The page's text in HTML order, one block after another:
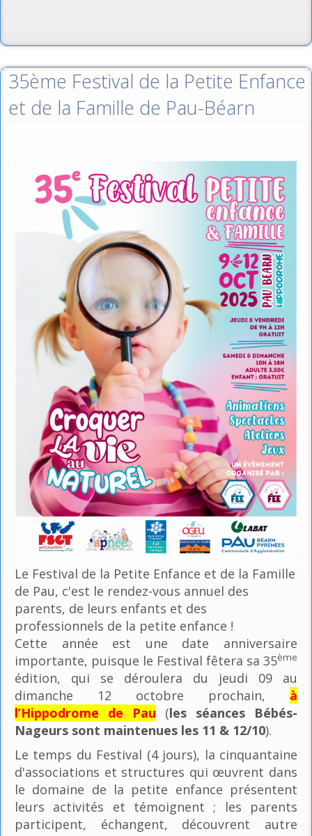
35ème Festival de la Petite Enfance
et de la Famille de Pau-Béarn
Le Festival de la Petite Enfance et de la Famille
de Pau, c'est le rendez-vous annuel des
parents, de leurs enfants et des
professionnels de la petite enfance !
Cette année est une date anniversaire
importante, puisque le Festival fêtera sa 35ème
édition, qui se déroulera du jeudi 09 au
dimanche 12 octobre prochain, à
l’Hippodrome de Pau (les séances Bébés-
Nageurs sont maintenues les 11 & 12/10).
Le temps du Festival (4 jours), la cinquantaine
d'associations et structures qui œuvrent dans
le domaine de la petite enfance présentent
leurs activités et témoignent ; les parents
participent, échangent, découvrent autre